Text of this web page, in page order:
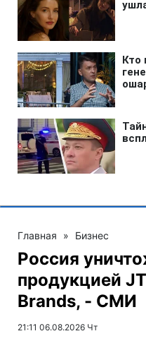
Главная » Бизнес
Россия
продукцией
Brands, - СМИ
21:11 06.08.2026 Чт